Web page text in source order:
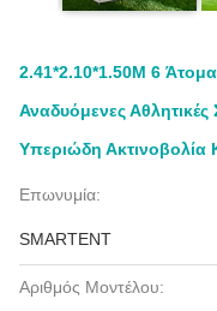
2.41*2.10*1.50M 6
Αναδυόμενες
Υπεριώδη Ακτινοβολία
Επωνυμία:
SMARTENT
Αριθμός Μοντέλου: